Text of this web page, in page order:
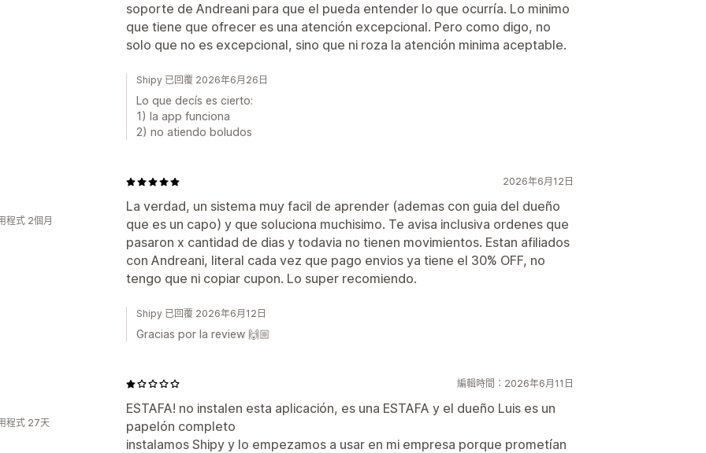
soporte de Andreani para que el pueda entender lo que ocurría. Lo minimo
que tiene que ofrecer es una atención excepcional. Pero como digo, no
solo que no es excepcional, sino que ni roza la atención minima aceptable.
Shipy 已回覆 2026年6月26日
Lo que decís es cierto:
1) la app funciona
2) no atiendo boludos
2026年6月12日
La verdad, un sistema muy facil de aprender (ademas con guia del dueño
que es un capo) y que soluciona muchisimo. Te avisa inclusiva ordenes que
pasaron x cantidad de dias y todavia no tienen movimientos. Estan afiliados
con Andreani, literal cada vez que pago envios ya tiene el 30% OFF, no
tengo que ni copiar cupon. Lo super recomiendo.
程式 2個月
Shipy 已回覆 2026年6月12日
Gracias por la review 🙌🏼
編輯時間：2026年6月11日
ESTAFA! no instalen esta aplicación, es una ESTAFA y el dueño Luis es un
papelón completo
instalamos Shipy y lo empezamos a usar en mi empresa porque prometían
程式 27天